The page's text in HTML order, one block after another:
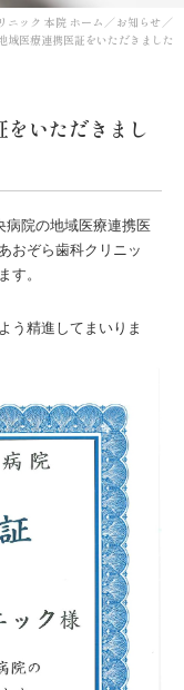
ニック 本院 ホーム
お知らせ
域医療連携医証をいただきました
いただきまし
病院の地域医療連携医
おぞら歯科クリニッ
す。
う精進してまいりま